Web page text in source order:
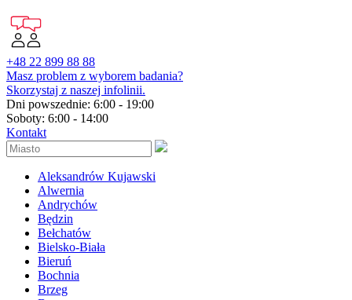
+48 22 899 88 88
Masz problem z wyborem badania?
Skorzystaj z naszej infolinii.
Dni powszednie: 6:00 - 19:00
Soboty: 6:00 - 14:00
Kontakt
Aleksandrów Kujawski
Alwernia
Andrychów
Będzin
Bełchatów
Bielsko-Biała
Bieruń
Bochnia
Brzeg